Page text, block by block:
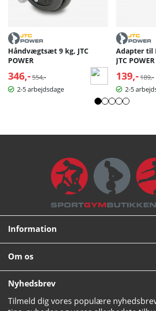
Håndvægtsæt 9 kg, JTC
POWER
346,- Normalpris:
554,-
2-5 arbejdsdage
Adapter til
JTC POWER
139,-189,-
2-5
Information
Om os
Nyhedsbrev
Tilmeld dig vores populære